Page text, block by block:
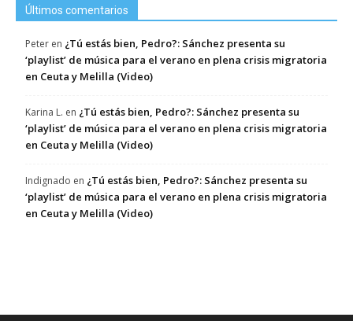
Últimos comentarios
Peter en ¿Tú estás bien, Pedro?: Sánchez presenta su
‘playlist’ de música para el verano en plena crisis migratoria
en Ceuta y Melilla (Video)
Karina L. en ¿Tú estás bien, Pedro?: Sánchez presenta su
‘playlist’ de música para el verano en plena crisis migratoria
en Ceuta y Melilla (Video)
Indignado en ¿Tú estás bien, Pedro?: Sánchez presenta su
‘playlist’ de música para el verano en plena crisis migratoria
en Ceuta y Melilla (Video)